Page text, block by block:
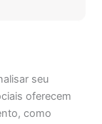
seu
oferecem
como